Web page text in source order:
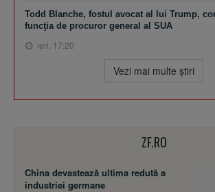
Todd Blanche, fostul avocat al lui Trump,
funcţia de procuror general al SUA
ieri, 17:20
Vezi mai multe ştiri
ZF.RO
China devastează ultima redută a
industriei germane